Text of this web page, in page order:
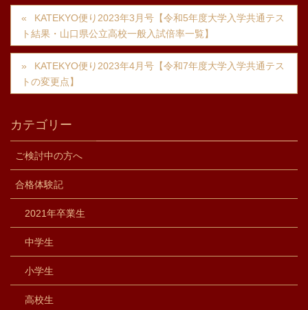
KATEKYO便り2023年3月号【令和5年度大学入学共通テス
ト結果・山口県公立高校一般入試倍率一覧】
KATEKYO便り2023年4月号【令和7年度大学入学共通テス
トの変更点】
カテゴリー
ご検討中の方へ
合格体験記
2021年卒業生
中学生
小学生
高校生